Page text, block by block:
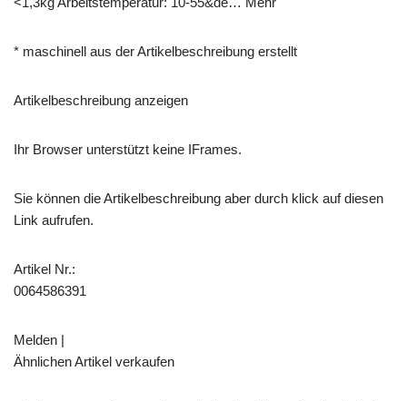
* maschinell aus der Artikelbeschreibung erstellt
Artikelbeschreibung anzeigen
Ihr Browser unterstützt keine IFrames.
Sie können die Artikelbeschreibung aber durch klick auf diesen
Link aufrufen.
Artikel Nr.:
0064586391
Melden |
Ähnlichen Artikel verkaufen